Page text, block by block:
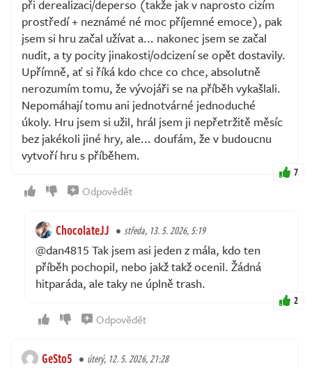
při derealizaci/deperso (takže jak v naprosto cizím
prostředí + neznámé né moc příjemné emoce), pak
jsem si hru začal užívat a... nakonec jsem se začal
nudit, a ty pocity jinakosti/odcizení se opět dostavily.
Upřímně, ať si říká kdo chce co chce, absolutně
nerozumím tomu, že vývojáři se na příběh vykašlali.
Nepomáhají tomu ani jednotvárné jednoduché
úkoly. Hru jsem si užil, hrál jsem ji nepřetržitě měsíc
bez jakékoli jiné hry, ale... doufám, že v budoucnu
vytvoří hru s příběhem.
7
Odpovědět
ChocolateJJ středa, 13. 5. 2026, 5:19
@dan4815 Tak jsem asi jeden z mála, kdo ten
příběh pochopil, nebo jakž takž ocenil. Žádná
hitparáda, ale taky ne úplně trash.
2
Odpovědět
GeSto5 úterý, 12. 5. 2026, 21:28